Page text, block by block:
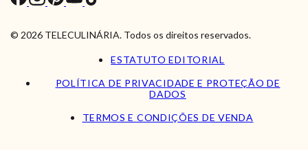
© 2026 TELECULINÁRIA. Todos os direitos reservados.
ESTATUTO EDITORIAL
POLÍTICA DE PRIVACIDADE E PROTEÇÃO DE
DADOS
TERMOS E CONDIÇÕES DE VENDA